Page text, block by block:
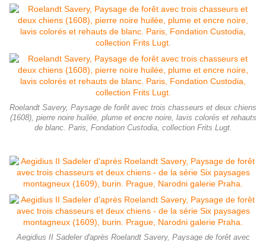
Roelandt Savery, Paysage de forêt avec trois chasseurs et deux chiens
(1608), pierre noire huilée, plume et encre noire, lavis colorés et rehauts
de blanc. Paris, Fondation Custodia, collection Frits Lugt.
Aegidius II Sadeler d'après Roelandt Savery, Paysage de forêt avec